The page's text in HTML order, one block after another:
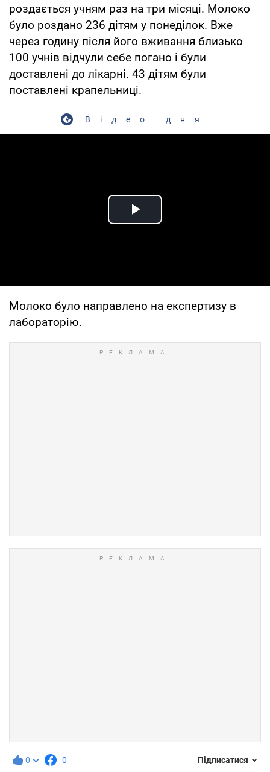
роздається учням раз на три місяці. Молоко
було роздано 236 дітям у понеділок. Вже
через годину після його вживання близько
100 учнів відчули себе погано і були
доставлені до лікарні. 43 дітям були
поставлені крапельниці.
Відео дня
Play Video
Молоко було направлено на експертизу в
лабораторію.
0 0 Підписатися